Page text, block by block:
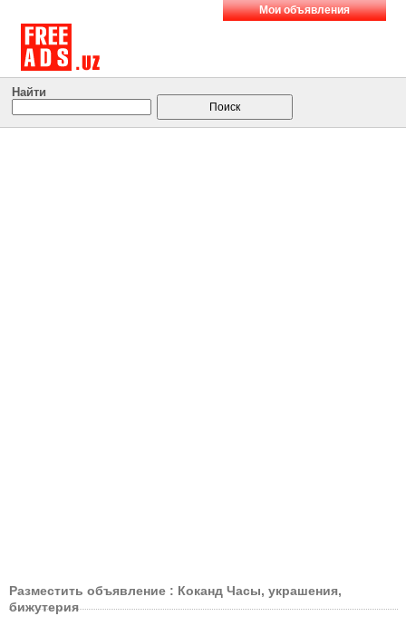
Мои объявления
Найти
Разместить объявление : Коканд Часы, украшения,
бижутерия